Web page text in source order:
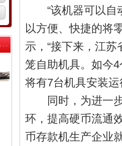
“该机器可以自
以方便、快捷的将
示，“接下来，江
笼自助机具。如今
将有7台机具安装运
同时，为进一步
环，提高硬币流通
币存款机生产企业